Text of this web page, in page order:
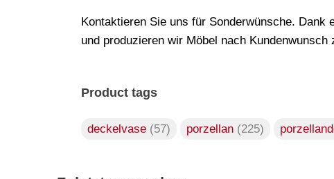
Kontaktieren Sie uns für Sonderwünsche. Dank
und produzieren wir Möbel nach
Product tags
deckelvase (57) porzellan (225)